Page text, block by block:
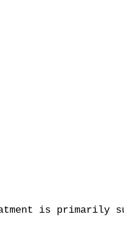
is primarily